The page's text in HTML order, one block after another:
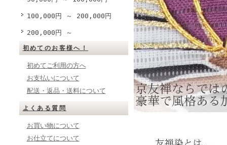
100,000円 ～ 200,000円
200,000円 ～
初めてのお客様へ！
初めてご利用の方へ
お支払いについて
配送・返品・送料について
よくある質問
お買い物について
お仕立てについて